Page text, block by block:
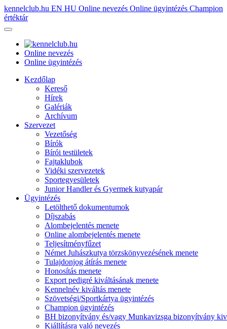
kennelclub.hu EN HU Online nevezés Online ügyintézés Champion
értéktár
Online nevezés
Online ügyintézés
Kezdőlap
Kereső
Hírek
Galériák
Archívum
Szervezet
Vezetőség
Bírók
Bírói testületek
Fajtaklubok
Vidéki szervezetek
Sportegyesületek
Junior Handler és Gyermek kutyapár
Ügyintézés
Letölthető dokumentumok
Díjszabás
Alombejelentés menete
Online alombejelentés menete
Teljesítményfűzet
Német Juhászkutya törzskönyvezésének menete
Tulajdonjog átírás menete
Honosítás menete
Export pedigré kiváltásának menete
Kennelnév kiváltás menete
Szövetségi/Sportkártya ügyintézés
Champion ügyintézés
BH bizonyítvány és/vagy Munkavizsga bizonyítvány
Kiállításra való nevezés